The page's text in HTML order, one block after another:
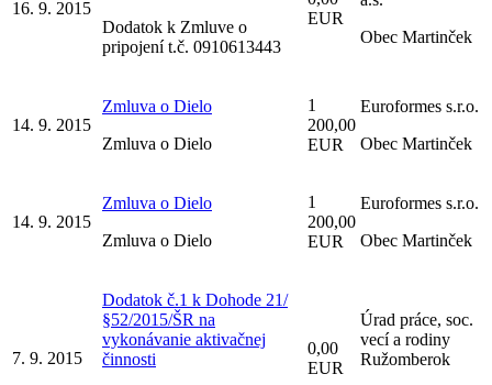
16. 9. 2015
Dodatok k Zmluve o
pripojení t.č. 0910613443
EUR
Obec Martinček
14. 9. 2015
Zmluva o Dielo
Zmluva o Dielo
1
200,00
EUR
Euroformes s.r.o.
Obec Martinček
14. 9. 2015
Zmluva o Dielo
Zmluva o Dielo
1
200,00
EUR
Euroformes s.r.o.
Obec Martinček
7. 9. 2015
Dodatok č.1 k Dohode 21/
§52/2015/ŠR na
vykonávanie aktivačnej
činnosti
0,00
EUR
Úrad práce, soc.
vecí a rodiny
Ružomberok